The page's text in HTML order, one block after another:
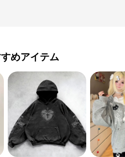
めアイテム